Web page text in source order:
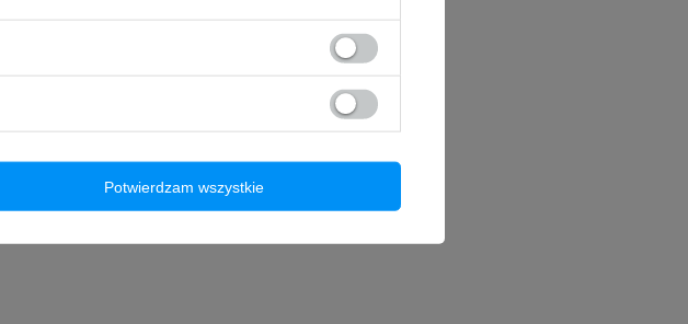
(Multi-touch) - TAK
Potwierdzam wszystkie